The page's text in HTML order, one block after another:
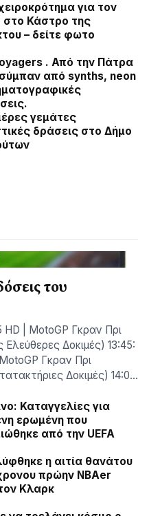
για τον
στο Κάστρο της
– δείτε φωτο
. Από την Πάτρα
από synths, neon
γεμάτες
δράσεις στο Δήμο
του
HD | MotoGP Γκραν Πρι
Δοκιμές) 13:45:
Γκραν Πρι
Δοκιμές) 14:0…
Καταγγελίες για
ερωμένη που
από την UEFA
η αιτία θανάτου
πρώην NBAer
Κλαρκ